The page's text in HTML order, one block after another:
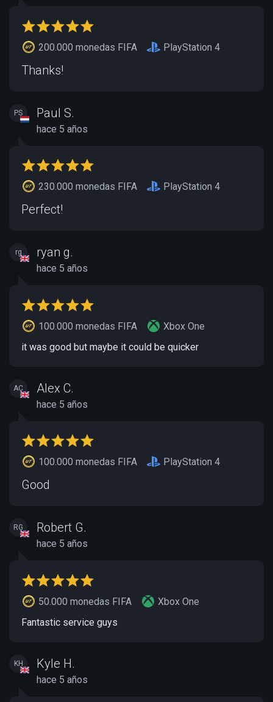
200.000 monedas FIFA PlayStation 4
Thanks!
PS Paul S.
hace 5 años
230.000 monedas FIFA PlayStation 4
Perfect!
rg ryan g.
hace 5 años
100.000 monedas FIFA
Xbox One
it was good but maybe it could be quicker
AC Alex C.
hace 5 años
100.000 monedas FIFA PlayStation 4
Good
RG Robert G.
hace 5 años
50.000 monedas FIFA
Xbox One
Fantastic service guys
KH Kyle H.
hace 5 años